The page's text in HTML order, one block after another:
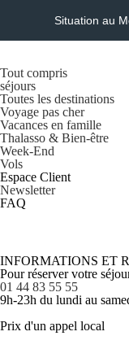
Situation au
Tout compris
séjours
Toutes les destinations
Voyage pas cher
Vacances en famille
Thalasso & Bien-être
Week-End
Vols
Espace Client
Newsletter
FAQ
INFORMATIONS ET
Pour réserver votre
01 44 83 55 55
9h-23h du lundi au
Prix d'un appel local